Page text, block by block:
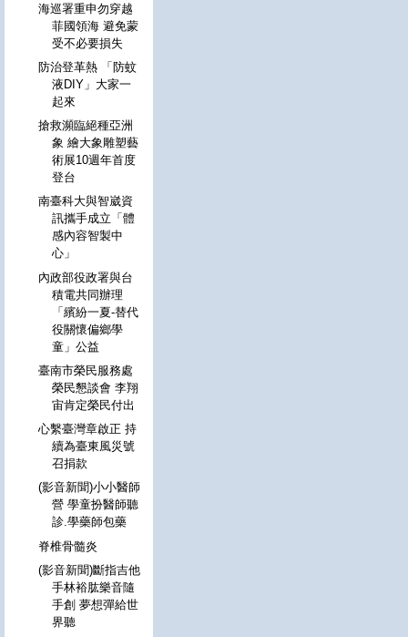
海巡署重申勿穿越
菲國領海 避免蒙
受不必要損失
防治登革熱 「防蚊
液DIY」大家一
起來
搶救瀕臨絕種亞洲
象 繪大象雕塑藝
術展10週年首度
登台
南臺科大與智崴資
訊攜手成立「體
感內容智製中
心」
內政部役政署與台
積電共同辦理
「繽紛一夏-替代
役關懷偏鄉學
童」公益
臺南市榮民服務處
榮民懇談會 李翔
宙肯定榮民付出
心繫臺灣章啟正 持
續為臺東風災號
召捐款
(影音新聞)小小醫師
營 學童扮醫師聽
診.學藥師包藥
脊椎骨髓炎
(影音新聞)斷指吉他
手林裕肱樂音隨
手創 夢想彈給世
界聽